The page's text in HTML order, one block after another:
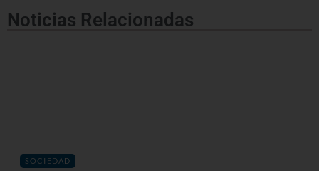
Noticias Relacionadas
SOCIEDAD